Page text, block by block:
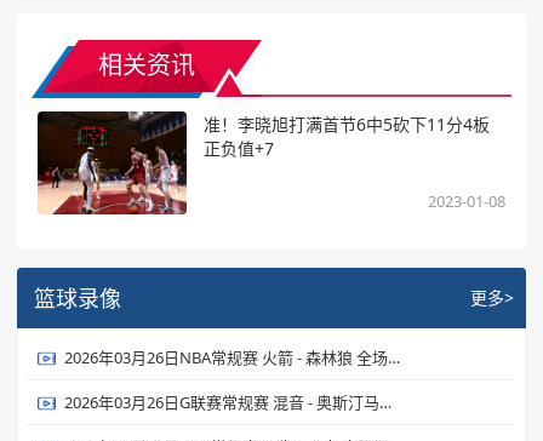
相关资讯
准！李晓旭打满首节6中5砍下11分4板
正负值+7
2023-01-08
篮球录像 更多>
2026年03月26日NBA常规赛 火箭 - 森林狼 全场录像
2026年03月26日G联赛常规赛 混音 - 奥斯汀马刺 全场录像